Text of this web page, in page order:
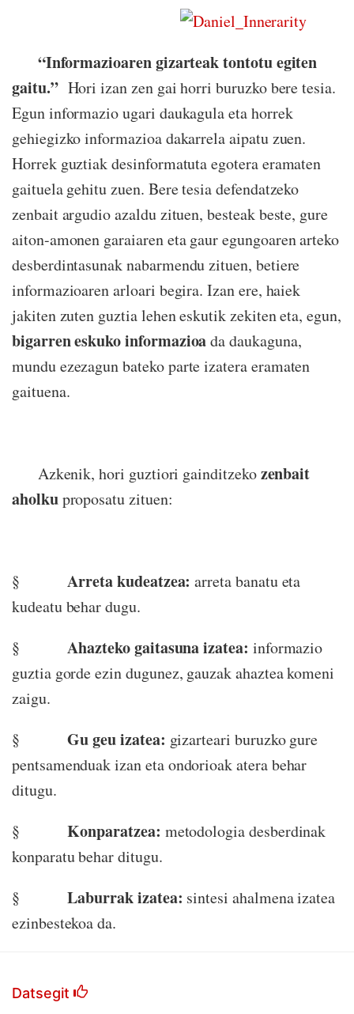
“Informazioaren gizarteak tontotu egiten
gaitu.” Hori izan zen gai horri buruzko bere tesia.
Egun informazio ugari daukagula eta horrek
gehiegizko informazioa dakarrela aipatu zuen.
Horrek guztiak desinformatuta egotera eramaten
gaituela gehitu zuen. Bere tesia defendatzeko
zenbait argudio azaldu zituen, besteak beste, gure
aiton-amonen garaiaren eta gaur egungoaren arteko
desberdintasunak nabarmendu zituen, betiere
informazioaren arloari begira. Izan ere, haiek
jakiten zuten guztia lehen eskutik zekiten eta, egun,
bigarren eskuko informazioada daukaguna,
mundu ezezagun bateko parte izatera eramaten
gaituena.
Azkenik, hori guztiori gainditzekozenbait
aholkuproposatu zituen:
§ Arreta kudeatzea: arreta banatu eta
kudeatu behar dugu.
§
Ahazteko gaitasuna izatea: informazio
guztia gorde ezin dugunez, gauzak ahaztea komeni
zaigu.
§
Gu geu izatea: gizarteari buruzko gure
pentsamenduak izan eta ondorioak atera behar
ditugu.
§
Konparatzea: metodologia desberdinak
konparatu behar ditugu.
§
Laburrak izatea: sintesi ahalmena izatea
ezinbestekoa da.
Datsegit